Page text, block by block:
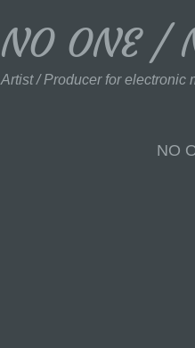
NO ONE /
Artist / Producer for electronic
NO